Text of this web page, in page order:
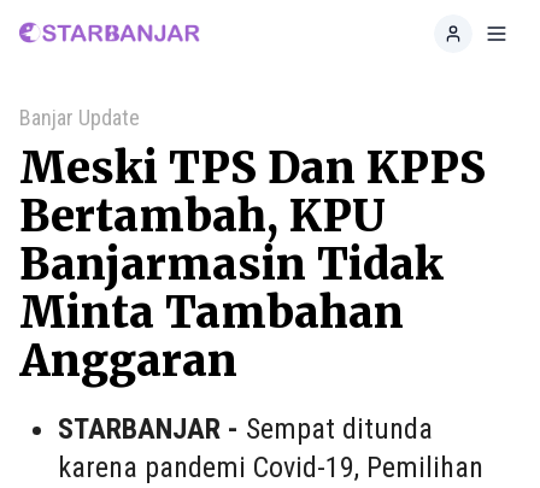
Home
Banjar Update
Meski TPS Dan KPPS
Bertambah, KPU
Banjarmasin Tidak
Minta Tambahan
Anggaran
STARBANJAR - Sempat ditunda
karena pandemi Covid-19, Pemilihan